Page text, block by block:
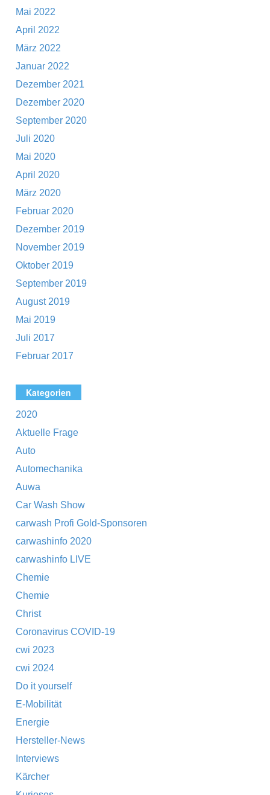
Mai 2022
April 2022
März 2022
Januar 2022
Dezember 2021
Dezember 2020
September 2020
Juli 2020
Mai 2020
April 2020
März 2020
Februar 2020
Dezember 2019
November 2019
Oktober 2019
September 2019
August 2019
Mai 2019
Juli 2017
Februar 2017
Kategorien
2020
Aktuelle Frage
Auto
Automechanika
Auwa
Car Wash Show
carwash Profi Gold-Sponsoren
carwashinfo 2020
carwashinfo LIVE
Chemie
Chemie
Christ
Coronavirus COVID-19
cwi 2023
cwi 2024
Do it yourself
E-Mobilität
Energie
Hersteller-News
Interviews
Kärcher